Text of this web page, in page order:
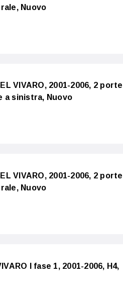
Nuovo
VIVARO, 2001-2006, 2 porte
a sinistra, Nuovo
VIVARO, 2001-2006, 2 porte
Nuovo
I fase 1, 2001-2006, H4,